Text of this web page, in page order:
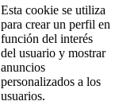
Esta cookie se utiliza
para crear un perfil en
función del interés
del usuario y mostrar
anuncios
personalizados a los
usuarios.